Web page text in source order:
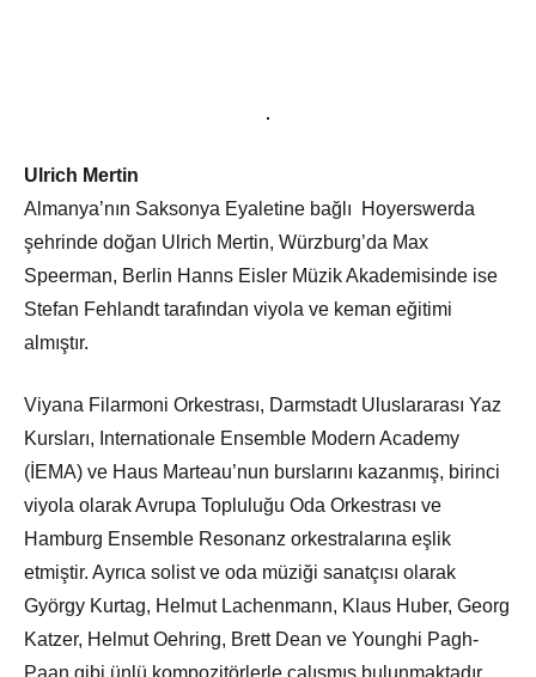
Ulrich Mertin
Almanya’nın Saksonya Eyaletine bağlı Hoyerswerda
şehrinde doğan Ulrich Mertin, Würzburg’da Max
Speerman, Berlin Hanns Eisler Müzik Akademisinde ise
Stefan Fehlandt tarafından viyola ve keman eğitimi
almıştır.
Viyana Filarmoni Orkestrası, Darmstadt Uluslararası Yaz
Kursları, Internationale Ensemble Modern Academy
(İEMA) ve Haus Marteau’nun burslarını kazanmış, birinci
viyola olarak Avrupa Topluluğu Oda Orkestrası ve
Hamburg Ensemble Resonanz orkestralarına eşlik
etmiştir. Ayrıca solist ve oda müziği sanatçısı olarak
György Kurtag, Helmut Lachenmann, Klaus Huber, Georg
Katzer, Helmut Oehring, Brett Dean ve Younghi Pagh-
Paan gibi ünlü kompozitörlerle çalışmış bulunmaktadır.